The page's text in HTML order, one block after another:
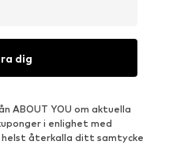
dig
ABOUT YOU om aktuella
i enlighet med
helst återkalla ditt samtycke